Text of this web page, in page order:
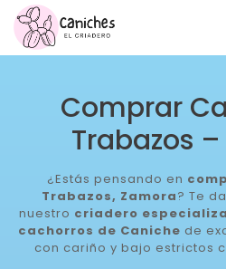
Comprar
Trabazos
¿Estás pensando en
Trabazos, Zamora? Te
nuestro criadero
cachorros de Caniche de
con cariño y bajo estrictos